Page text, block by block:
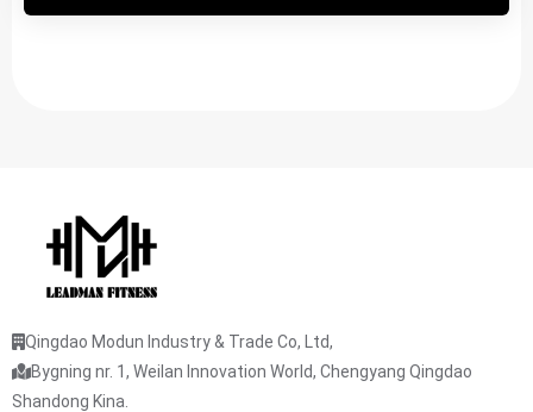
Qingdao Modun Industry & Trade Co, Ltd,
Bygning nr. 1, Weilan Innovation World, Chengyang Qingdao
Shandong Kina.